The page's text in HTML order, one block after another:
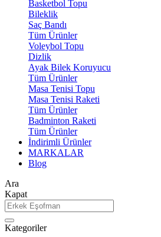
Basketbol Topu
Bileklik
Saç Bandı
Tüm Ürünler
Voleybol Topu
Dizlik
Ayak Bilek Koruyucu
Tüm Ürünler
Masa Tenisi Topu
Masa Tenisi Raketi
Tüm Ürünler
Badminton Raketi
Tüm Ürünler
İndirimli Ürünler
MARKALAR
Blog
Ara
Kapat
Kategoriler